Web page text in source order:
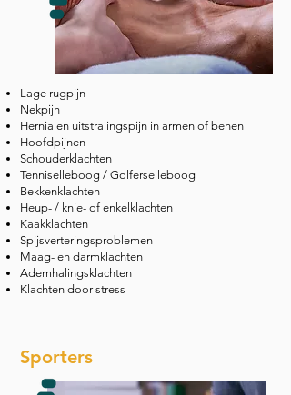
Lage rugpijn
Nekpijn
Hernia en uitstralingspijn in armen of benen
Hoofdpijnen
Schouderklachten
Tenniselleboog / Golferselleboog
Bekkenklachten
Heup- / knie- of enkelklachten
Kaakklachten
Spijsverteringsproblemen
Maag- en darmklachten
Ademhalingsklachten
Klachten door stress
Sporters